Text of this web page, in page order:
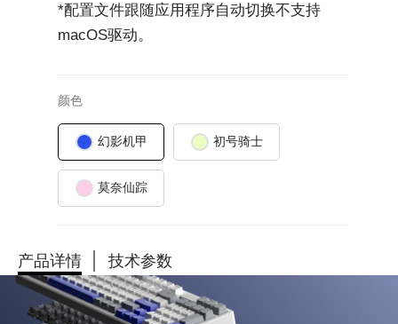
*配置文件跟随应用程序自动切换不支持
macOS驱动。
颜色
幻影机甲 初号骑士
莫奈仙踪
产品详情 技术参数